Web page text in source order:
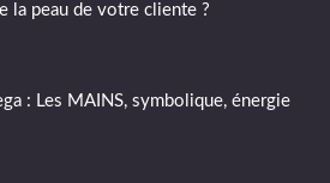
la peau de votre cliente ?
: Les MAINS, symbolique, énergie